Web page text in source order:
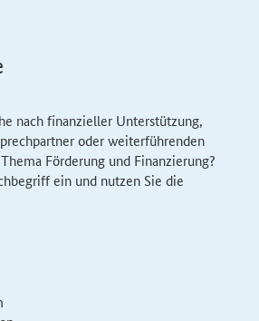
nach finanzieller Unterstützung,
oder weiterführenden
Förderung und Finanzierung?
ein und nutzen Sie die